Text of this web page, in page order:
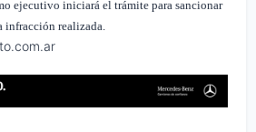
ejecutivo iniciará el trámite para sancionar
infracción realizada.